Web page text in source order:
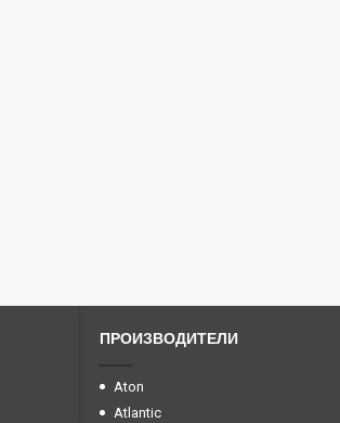
ПРОИЗВОДИТЕЛИ
Aton
Atlantic